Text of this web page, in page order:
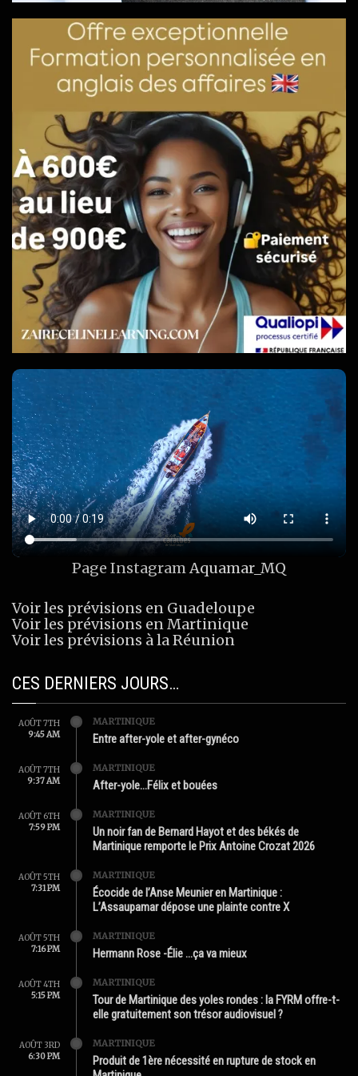
Page InstagramAquamar_MQ
Voir les prévisions en Guadeloupe
Voir les prévisions en Martinique
Voir les prévisions à la Réunion
CES DERNIERS JOURS…
AOÛT 7TH
9:45 AM
MARTINIQUE
Entre after-yole et after-gynéco
AOÛT 7TH
9:37 AM
MARTINIQUE
After-yole…Félix et bouées
AOÛT 6TH
7:59 PM
MARTINIQUE
Un noir fan de Bernard Hayot et des békés de
Martinique remporte le Prix Antoine Crozat 2026
AOÛT 5TH
7:31 PM
MARTINIQUE
Écocide de l’Anse Meunier en Martinique :
L’Assaupamar dépose une plainte contre X
AOÛT 5TH
7:16 PM
MARTINIQUE
Hermann Rose -Élie …ça va mieux
AOÛT 4TH
5:15 PM
MARTINIQUE
Tour de Martinique des yoles rondes : la FYRM offre-t-
elle gratuitement son trésor audiovisuel ?
AOÛT 3RD
6:30 PM
MARTINIQUE
Produit de 1ère nécessité en rupture de stock en